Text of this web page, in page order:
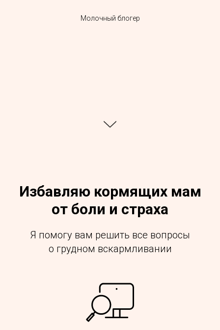
Молочный блогер
Избавляю кормящих мам
от боли и страха
Я помогу вам решить все вопросы
о грудном вскармливании